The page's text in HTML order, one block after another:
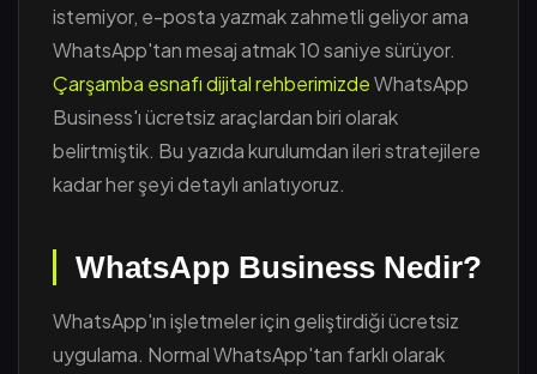
istemiyor, e-posta yazmak zahmetli geliyor ama
WhatsApp'tan mesaj atmak 10 saniye sürüyor.
Çarşamba esnafı dijital rehberimizdeWhatsApp
Business'ı ücretsiz araçlardan biri olarak
belirtmiştik. Bu yazıda kurulumdan ileri stratejilere
kadar her şeyi detaylı anlatıyoruz.
WhatsApp Business Nedir?
WhatsApp'ın işletmeler için geliştirdiği ücretsiz
uygulama. Normal WhatsApp'tan farklı olarak